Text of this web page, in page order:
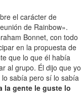
el carácter de
de Rainbow».
Bonnet, con todo
en la propuesta de
que lo que él había
al grupo. Él dijo que yo
sabía pero sí lo sabía
la gente le guste lo